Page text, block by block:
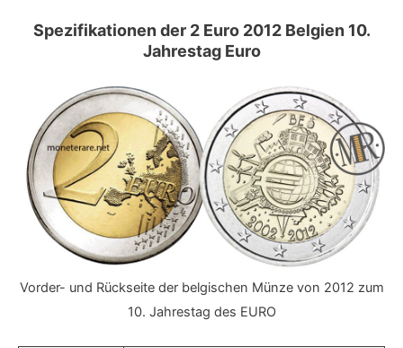
Spezifikationen der 2 Euro 2012 Belgien 10.
Jahrestag Euro
Vorder- und Rückseite der belgischen Münze von 2012 zum
10. Jahrestag des EURO